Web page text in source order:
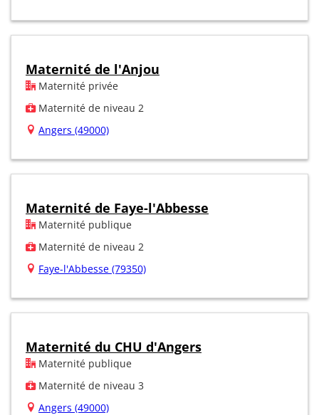
Maternité de l'Anjou
Maternité privée
Maternité de niveau 2
Angers (49000)
Maternité de Faye-l'Abbesse
Maternité publique
Maternité de niveau 2
Faye-l'Abbesse (79350)
Maternité du CHU d'Angers
Maternité publique
Maternité de niveau 3
Angers (49000)